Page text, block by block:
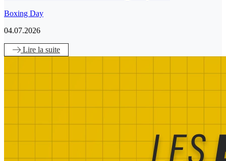
Boxing Day
04.07.2026
Lire la suite